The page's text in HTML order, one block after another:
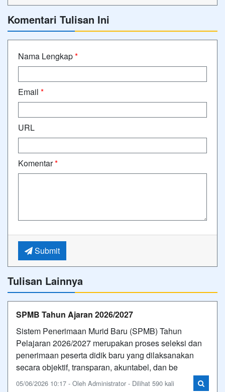
Komentari Tulisan Ini
Nama Lengkap*
Email *
URL
Komentar*
Submit
Tulisan Lainnya
SPMB Tahun Ajaran 2026/2027
Sistem Penerimaan Murid Baru (SPMB) Tahun
Pelajaran 2026/2027 merupakan proses seleksi dan
penerimaan peserta didik baru yang dilaksanakan
secara objektif, transparan, akuntabel, dan be
05/06/2026 10:17 - Oleh Administrator - Dilihat 590 kali